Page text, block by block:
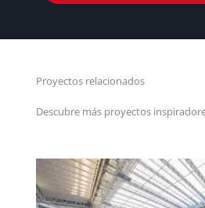
Proyectos relacionados
Descubre más proyectos